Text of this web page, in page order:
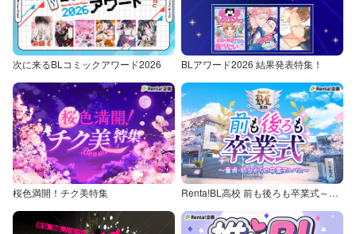
次に来るBLコミックアワード2026 BLアワード2026 結果発表特集！
桜色満開！チク美特集 Renta!BL高校 前も後ろも卒業式～童貞・処女からの卒業アルバム～